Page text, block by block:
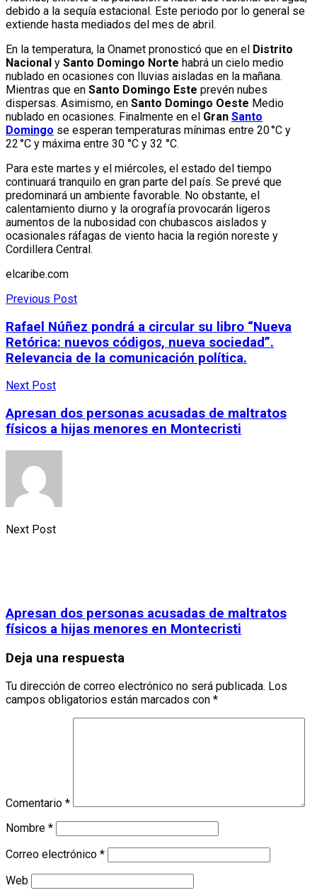
debido a la sequía estacional. Este periodo por lo general se
extiende hasta mediados del mes de abril.
En la temperatura, la Onamet pronosticó que en el Distrito
Nacional y Santo Domingo Norte habrá un cielo medio
nublado en ocasiones con lluvias aisladas en la mañana.
Mientras que en Santo Domingo Este prevén nubes
dispersas. Asimismo, en Santo Domingo Oeste Medio
nublado en ocasiones. Finalmente en el Gran Santo
Domingo se esperan temperaturas mínimas entre 20 °C y
22 °C y máxima entre 30 °C y 32 °C.
Para este martes y el miércoles, el estado del tiempo
continuará tranquilo en gran parte del país. Se prevé que
predominará un ambiente favorable. No obstante, el
calentamiento diurno y la orografía provocarán ligeros
aumentos de la nubosidad con chubascos aislados y
ocasionales ráfagas de viento hacia la región noreste y
Cordillera Central.
elcaribe.com
Previous Post
Rafael Núñez pondrá a circular su libro “Nueva
Retórica: nuevos códigos, nueva sociedad”.
Relevancia de la comunicación política.
Next Post
Apresan dos personas acusadas de maltratos
físicos a hijas menores en Montecristi
Next Post
Apresan dos personas acusadas de maltratos
físicos a hijas menores en Montecristi
Deja una respuesta
Tu dirección de correo electrónico no será publicada. Los
campos obligatorios están marcados con *
Comentario *
Nombre *
Correo electrónico *
Web